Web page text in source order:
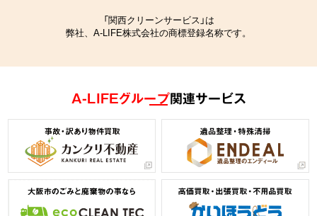
「関西クリーンサービス」は
弊社、A-LIFE株式会社の商標登録名称です。
A-LIFEグループ関連サービス